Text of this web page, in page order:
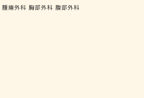
腫瘍外科 胸部外科 腹部外科